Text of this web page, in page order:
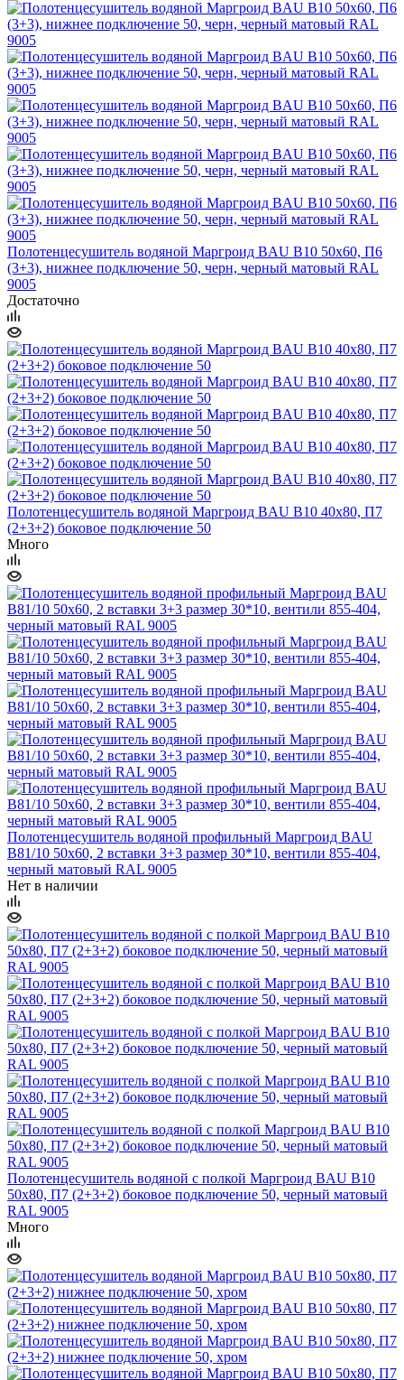
Полотенцесушитель водяной Маргроид BAU В10 50х60, П6
(3+3), нижнее подключение 50, черн, черный матовый RAL
9005
Достаточно
Полотенцесушитель водяной Маргроид BAU В10 40х80, П7
(2+3+2) боковое подключение 50
Много
Полотенцесушитель водяной профильный Маргроид BAU
В81/10 50х60, 2 вставки 3+3 размер 30*10, вентили 855-404,
черный матовый RAL 9005
Нет в наличии
Полотенцесушитель водяной с полкой Маргроид BAU В10
50х80, П7 (2+3+2) боковое подключение 50, черный матовый
RAL 9005
Много